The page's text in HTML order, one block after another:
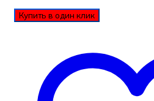
Купить в один клик